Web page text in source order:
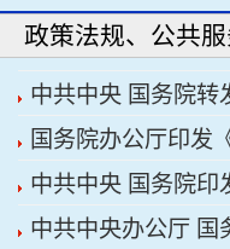
关键在科技自立自强
政策法规、公共
中共中央 国务院转
开展法治宣传教育
2030年）》
国务院办公厅印发
理程序的若干规定》
中共中央 国务院印
的意见》
中共中央办公厅 国